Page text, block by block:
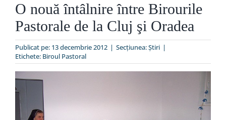
Organizare
Liturgic
Special
O nouă întâlnire între Birourile
Pastorale de la Cluj şi Oradea
Publicat pe: 13 decembrie 2012 | Secțiunea:Ştiri |
Etichete: Biroul Pastoral